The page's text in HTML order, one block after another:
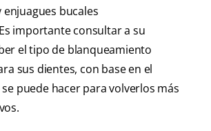
bucales
importante consultar a su
el tipo de blanqueamiento
sus dientes, con base en el
puede hacer para volverlos más